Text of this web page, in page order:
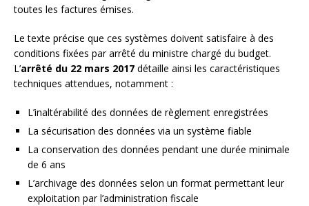
toutes les factures émises.
Le texte précise que ces systèmes doivent satisfaire à des
conditions fixées par arrêté du ministre chargé du budget.
L’arrêté du 22 mars 2017 détaille ainsi les caractéristiques
techniques attendues, notamment :
L’inaltérabilité des données de règlement enregistrées
La sécurisation des données via un système fiable
La conservation des données pendant une durée minimale
de 6 ans
L’archivage des données selon un format permettant leur
exploitation par l’administration fiscale